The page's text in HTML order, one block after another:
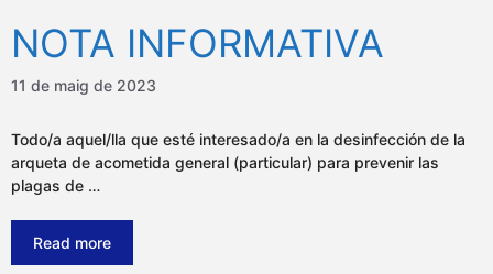
NOTA INFORMATIVA
11 de maig de 2023
Todo/a aquel/lla que esté interesado/a en la desinfección de la
arqueta de acometida general (particular) para prevenir las
plagas de …
Read more